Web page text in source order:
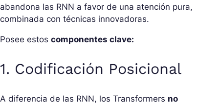
abandona las RNN a favor de una atención pura,
combinada con técnicas innovadoras.
Posee estos componentes clave:
1. Codificación Posicional
A diferencia de las RNN, los Transformers no